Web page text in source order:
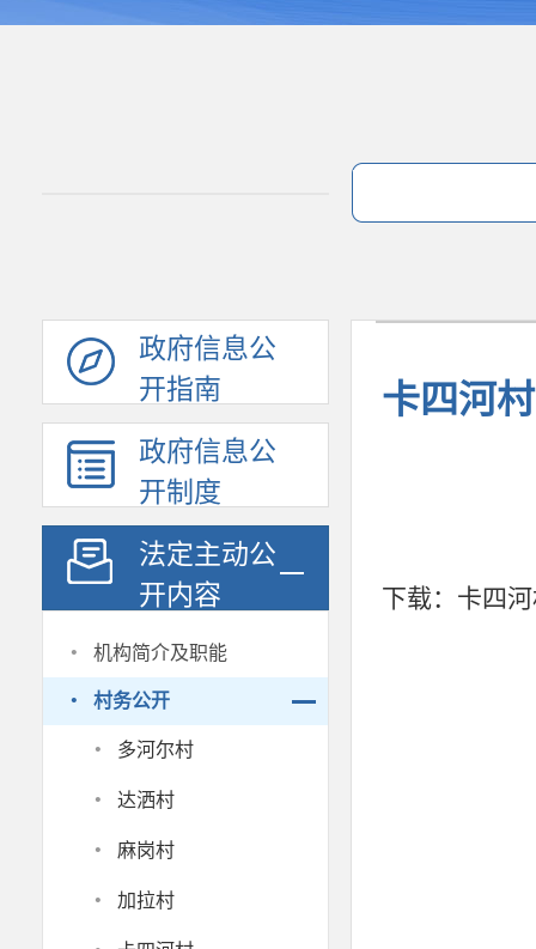
政府信息公
开指南
政府信息公
开制度
法定主动公
开内容
· 机构简介及职能
· 村务公开
· 多河尔村
· 达洒村
· 麻岗村
· 加拉村
卡四河
下载： 卡四